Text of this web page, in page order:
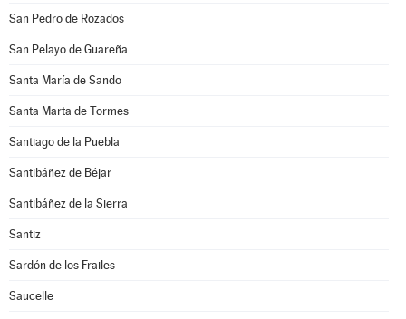
San Pedro de Rozados
San Pelayo de Guareña
Santa María de Sando
Santa Marta de Tormes
Santiago de la Puebla
Santibáñez de Béjar
Santibáñez de la Sierra
Santiz
Sardón de los Frailes
Saucelle